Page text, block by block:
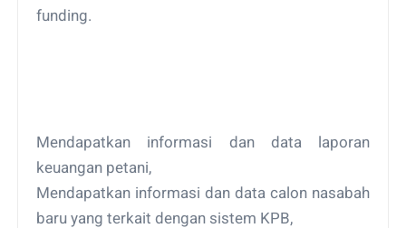
funding.
Mendapatkan informasi dan data laporan
keuangan petani,
Mendapatkan informasi dan data calon nasabah
baru yang terkait dengan sistem KPB,